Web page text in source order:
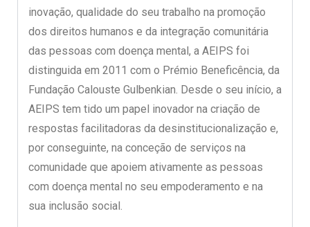
inovação, qualidade do seu trabalho na promoção
dos direitos humanos e da integração comunitária
das pessoas com doença mental, a AEIPS foi
distinguida em 2011 com o Prémio Beneficência, da
Fundação Calouste Gulbenkian. Desde o seu início, a
AEIPS tem tido um papel inovador na criação de
respostas facilitadoras da desinstitucionalização e,
por conseguinte, na conceção de serviços na
comunidade que apoiem ativamente as pessoas
com doença mental no seu empoderamento e na
sua inclusão social.